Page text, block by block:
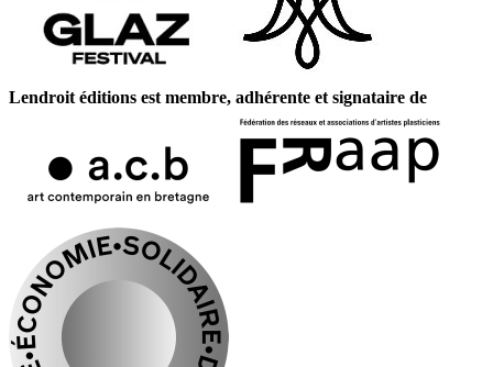
Lendroit éditions est membre, adhérente et signataire de